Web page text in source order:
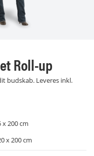
Roll-up
budskab. Leveres inkl.
x 200 cm
x 200 cm